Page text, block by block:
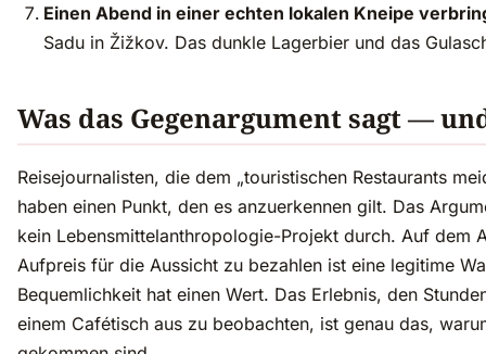
Einen Abend in einer echten lokalen Kneipe
Sadu in Žižkov. Das dunkle Lagerbier und das
Was das Gegenargument sagt —
Reisejournalisten, die dem „touristischen Restaurants
haben einen Punkt, den es anzuerkennen gilt. Das
kein Lebensmittelanthropologie-Projekt durch. Auf dem
Aufpreis für die Aussicht zu bezahlen ist eine legitime
Bequemlichkeit hat einen Wert. Das Erlebnis, den
einem Cafétisch aus zu beobachten, ist genau das,